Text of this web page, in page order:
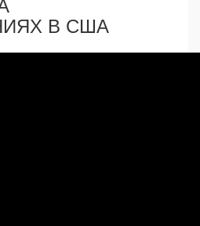
В США